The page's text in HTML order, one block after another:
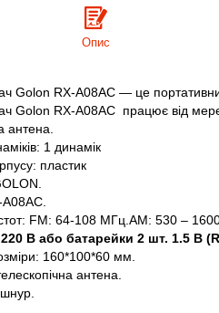
Опис
Golon RX-A08AC — це
Golon RX-A08AC працює від
антена.
1 динамік
пластик
FM: 64-108 МГц.AM: 530 –
В або батарейки 2 шт. 1.5 В
160*100*60 мм.
антена.